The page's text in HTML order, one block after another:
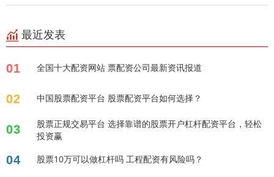
最近发表
01 全国十大配资网站 票配资公司最新资讯报道
02 中国股票配资平台 股票配资平台如何选择？
03
股票正规交易平台 选择靠谱的股票开户杠杆配资平台，轻松
投资赢
04 股票10万可以做杠杆吗 工程配资有风险吗？